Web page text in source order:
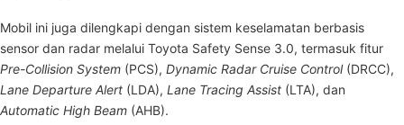
Mobil ini juga dilengkapi dengan sistem keselamatan berbasis
sensor dan radar melalui Toyota Safety Sense 3.0, termasuk fitur
Pre-Collision System (PCS), Dynamic Radar Cruise Control(DRCC),
Lane Departure Alert (LDA), Lane Tracing Assist (LTA), dan
Automatic High Beam (AHB).